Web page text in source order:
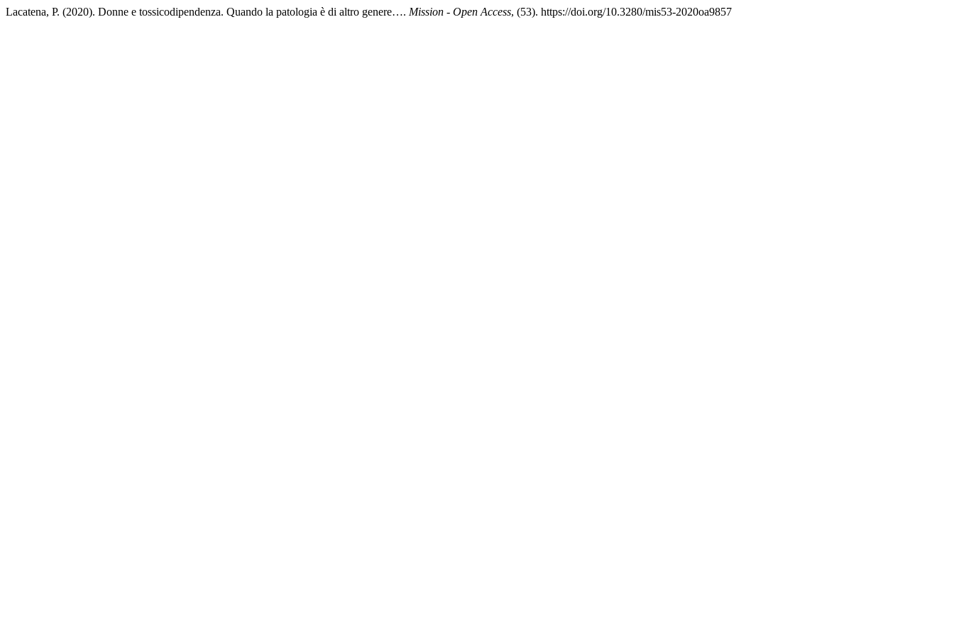
Lacatena, P. (2020). Donne e tossicodipendenza. Quando la patologia è di altro genere…. Mission - Open Access, (53). https://doi.org/10.3280/mis53-2020oa9857